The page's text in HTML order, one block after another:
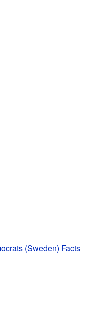
(Sweden) Facts